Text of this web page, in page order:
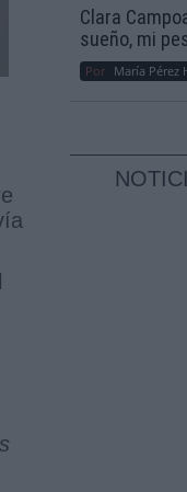
Clara
sueño, mi
Por María Pérez